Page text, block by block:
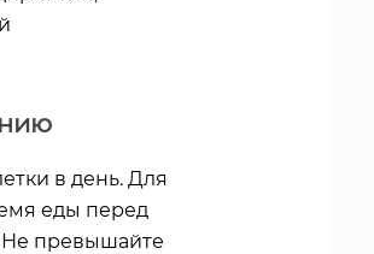
в день. Для
еды перед
Не превышайте